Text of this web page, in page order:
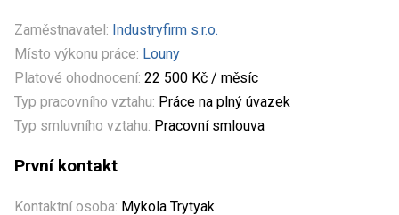
Zaměstnavatel: Industryfirm s.r.o.
Místo výkonu práce: Louny
Platové ohodnocení: 22 500 Kč / měsíc
Typ pracovního vztahu: Práce na plný úvazek
Typ smluvního vztahu: Pracovní smlouva
První kontakt
Kontaktní osoba: Mykola Trytyak